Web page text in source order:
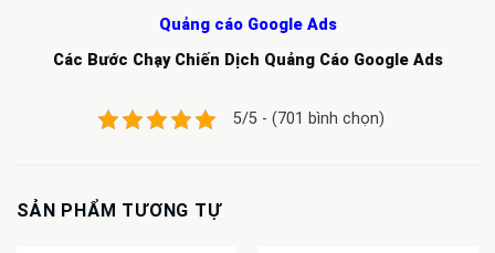
Quảng cáo Google Ads
Các Bước Chạy Chiến Dịch Quảng Cáo Google Ads
5/5 - (701 bình chọn)
SẢN PHẨM TƯƠNG TỰ